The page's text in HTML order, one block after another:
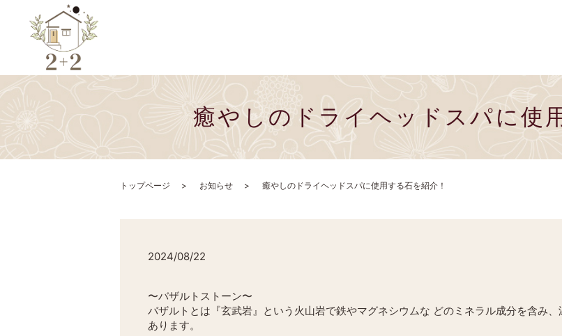
癒やしのドライヘッドスパに使
トップページ お知らせ 癒やしのドライヘッドスパに使用する石を紹介！
2024/08/22
〜バザルトストーン〜
バザルトとは『玄武岩』という火山岩で鉄やマグネシウムな どのミネラル成分を含み
あります。